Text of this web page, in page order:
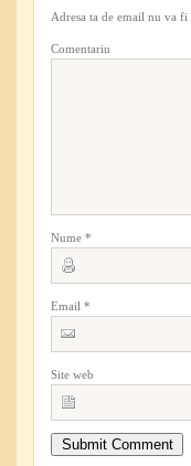
Adresa ta de email nu va fi
Comentariu
Nume *
Email *
Site web